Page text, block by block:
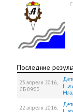
Последние
23 апреля 2016,
СБ 09:00
II
22 апреля 2016,